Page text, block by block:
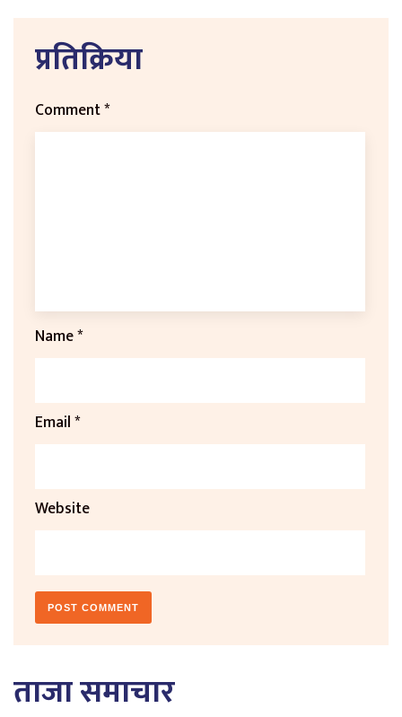
प्रतिक्रिया
Comment*
Name*
Email*
Website
ताजा समाचार